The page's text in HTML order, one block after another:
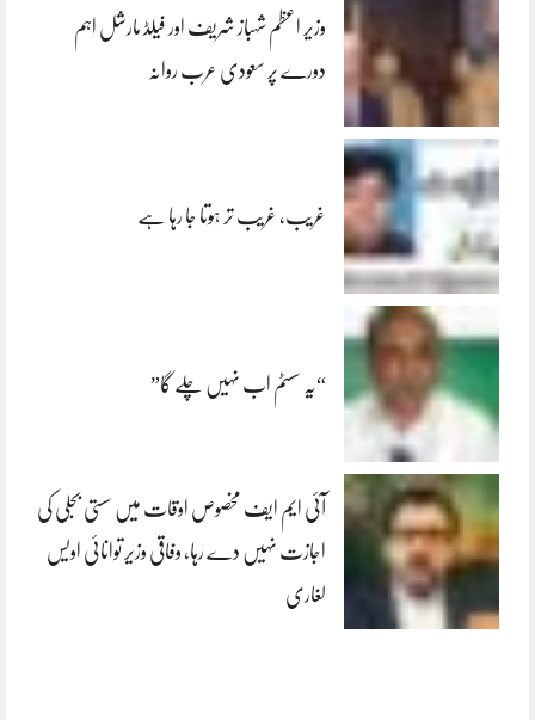
وزیر اعظم شہباز شریف اور فیلڈ مارشل اہم
دورے پر سعودی عرب روانہ
غریب، غریب تر ہوتا جا رہا ہے
“یہ سسٹم اب نہیں چلے گا”
آئی ایم ایف مخصوص اوقات میں سستی بجلی کی
اجازت نہیں دے رہا، وفاقی وزیر توانائی اویس
لغاری